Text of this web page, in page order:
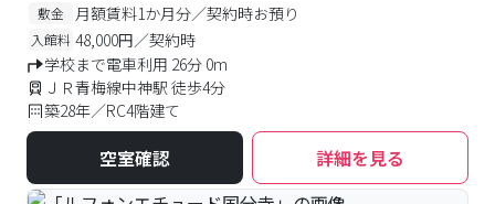
敷金 月額賃料1か月分／契約時お預り
入館料 48,000円／契約時
学校まで電車利用 26分 0m
ＪＲ青梅線中神駅 徒歩4分
築28年／RC4階建て
空室確認 詳細を見る